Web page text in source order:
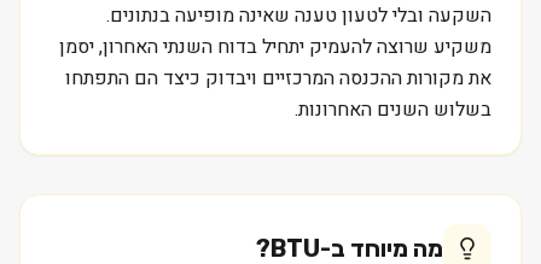
השקעה ובלי לטעון טענה שאינה מופיעה בנתונים.
משקיע שרוצה להעמיק יתחיל בדוח השנתי האחרון, יסמן
את מקורות ההכנסה המרכזיים ויבדוק כיצד הם התפתחו
בשלוש השנים האחרונות.
מה מיוחד ב-BTU
?